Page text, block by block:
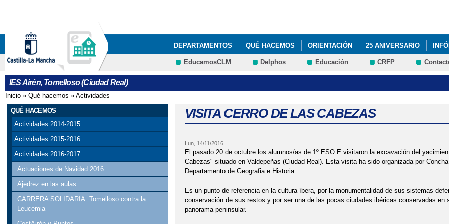
DEPARTAMENTOS QUÉ HACEMOS ORIENTACIÓN 25 ANIVERSARIO
ACTIVIDADES DEL PROGRAMA DE CONVIVENCIA ACTIVIDADES DEL PROGRAMA
ADMISIÓN DE ALUMNADO 2016-2017 AGENDA ESCOLAR ASTRONOMÍA
CESTAIRÉN Y PUNTOS CESTAIRÉN Y PUNTOS. EQUIPOS FINALISTAS
COMIENZA EL 2º TRIMESTRE DEL CURSO 2015/2016 CONCURSO "A LA CAZA DE
CALENDARIO ESCOLAR 2018-19 CHARLA USO DE INTERNET DÍA ESCOLAR DE
EDUCACIÓN
EducamosCLM Delphos Educación CRFP
IES Airén, Tomelloso (Ciudad Real)
Se encuentra usted aquí
Inicio » Qué hacemos » Actividades
QUÉ HACEMOS
Actividades 2014-2015
Actividades 2015-2016
Actividades 2016-2017
Actuaciones de Navidad 2016
Ajedrez en las aulas
CARRERA SOLIDARIA. Tomelloso contra la
Leucemia
VISITA CERRO DE LAS CABEZAS
Lun, 14/11/2016
El pasado 20 de octubre los alumnos/as de 1º ESO E visitaron la excavación del
Cabezas" situado en Valdepeñas (Ciudad Real). Esta visita ha sido organizada por
Departamento de Geografia e Historia.
Es un punto de referencia en la cultura íbera, por la monumentalidad de sus sistemas
conservación de sus restos y por ser una de las pocas ciudades ibéricas conservadas en
panorama peninsular.